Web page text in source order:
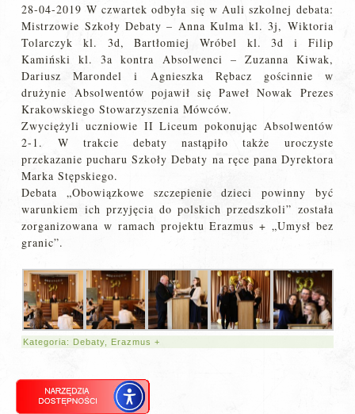
28-04-2019 W czwartek odbyła się w Auli szkolnej debata:
Mistrzowie Szkoły Debaty – Anna Kulma kl. 3j, Wiktoria
Tolarczyk kl. 3d, Bartłomiej Wróbel kl. 3d i Filip
Kamiński kl. 3a kontra Absolwenci – Zuzanna Kiwak,
Dariusz Marondel i Agnieszka Rębacz gościnnie w
drużynie Absolwentów pojawił się Paweł Nowak Prezes
Krakowskiego Stowarzyszenia Mówców.
Zwyciężyli uczniowie II Liceum pokonując Absolwentów
2-1. W trakcie debaty nastąpiło także uroczyste
przekazanie pucharu Szkoły Debaty na ręce pana Dyrektora
Marka Stępskiego.
Debata „Obowiązkowe szczepienie dzieci powinny być
warunkiem ich przyjęcia do polskich przedszkoli” została
zorganizowana w ramach projektu Erazmus + „Umysł bez
granic”.
Kategoria: Debaty Erazmus +